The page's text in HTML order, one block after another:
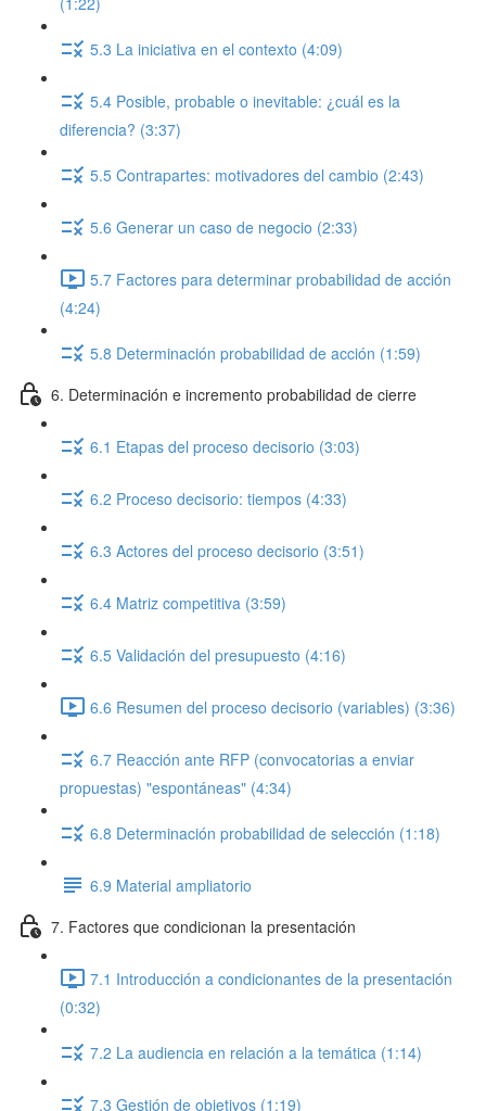
5.3 La iniciativa en el contexto (4:09)
5.4 Posible, probable o inevitable: ¿cuál es la
diferencia? (3:37)
5.5 Contrapartes: motivadores del cambio (2:43)
5.6 Generar un caso de negocio (2:33)
5.7 Factores para determinar probabilidad de acción
(4:24)
5.8 Determinación probabilidad de acción (1:59)
6. Determinación e incremento probabilidad de cierre
6.1 Etapas del proceso decisorio (3:03)
6.2 Proceso decisorio: tiempos (4:33)
6.3 Actores del proceso decisorio (3:51)
6.4 Matriz competitiva (3:59)
6.5 Validación del presupuesto (4:16)
6.6 Resumen del proceso decisorio (variables) (3:36)
6.7 Reacción ante RFP (convocatorias a enviar
propuestas) "espontáneas" (4:34)
6.8 Determinación probabilidad de selección (1:18)
6.9 Material ampliatorio
7. Factores que condicionan la presentación
7.1 Introducción a condicionantes de la presentación
(0:32)
7.2 La audiencia en relación a la temática (1:14)
7.3 Gestión de objetivos (1:19)